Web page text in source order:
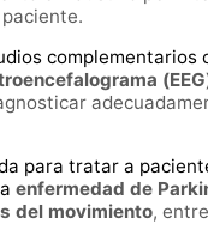
complementarios
para tratar a
enfermedad de
del movimiento,